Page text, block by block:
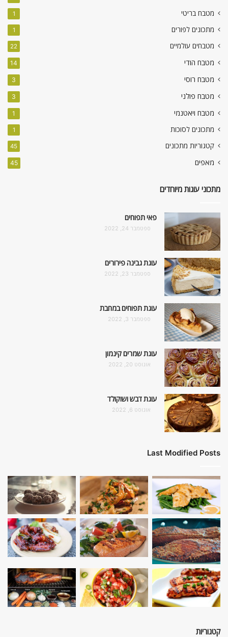
מטבח בריטי 1
מתכונים לפורים 1
מטבחים עולמיים 22
מטבח הודי 14
מטבח רוסי 3
מטבח פולני 3
מטבח ויאטנמי 1
מתכונים לסוכות 1
קטגוריות מתכונים 45
מאפים 45
מתכוני עוגות מיוחדים
פאי תפוחים
ספטמבר 24, 2022
עוגת גבינה פירורים
ספטמבר 23, 2022
עוגת תפוחים במחבת
ספטמבר 3, 2022
עוגת שמרים קינמון
אוגוסט 20, 2022
עוגת דבש ושוקולד
אוגוסט 6, 2022
Last Modified Posts
קטגוריות